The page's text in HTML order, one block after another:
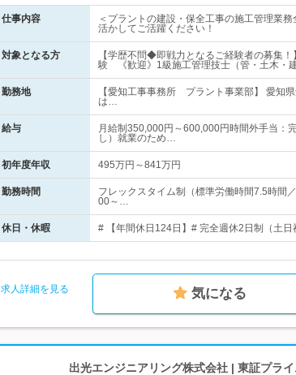
仕事内容
＜プラントの建設・保全工事の施工管理業
活かしてご活躍ください！
対象となる方
【学歴不問◆即戦力となるご経験者の募集
験 《歓迎》1級施工管理技士（管・土木・建
勤務地
【愛知工事事務所 プラント事業部】 愛知
は…
給与
月給制350,000円～600,000円時間外手当：
し）就業のため…
初年度年収 495万円～841万円
勤務時間
フレックスタイム制（標準労働時間7.5時
00～…
休日・休暇 # 【年間休日124日】# 完全週休2日制（土
求人詳細を見る 気になる
出光エンジニアリング株式会社 | 東証プラ